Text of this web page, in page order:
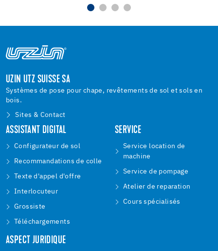
UZIN UTZ SUISSE SA
Systèmes de pose pour chape, revêtements de sol et sols en
bois.
Sites & Contact
ASSISTANT DIGITAL
Configurateur de sol
Recommandations de colle
Texte d'appel d'offre
Interlocuteur
Grossiste
Téléchargements
SERVICE
Service location de
machine
Service de pompage
Atelier de reparation
Cours spécialisés
ASPECT JURIDIQUE